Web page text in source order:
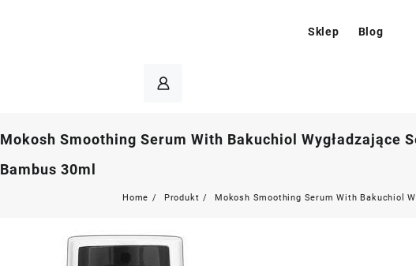
Sklep Blog
Mokosh Smoothing Serum With Bakuchiol Wygładzające
Bambus 30ml
Home Produkt Mokosh Smoothing Serum With Bakuchiol